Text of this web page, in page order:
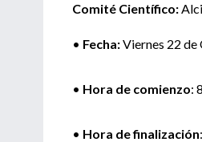
Comité Científico:
• Fecha:Viernes 22
• Hora de comienzo:
• Hora de finalización